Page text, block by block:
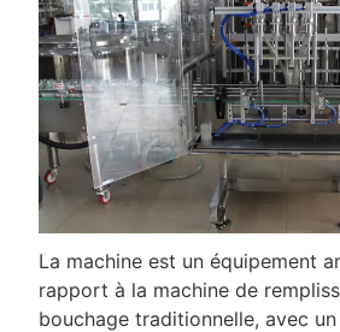
La machine est un équipement
rapport à la machine de
bouchage traditionnelle, avec